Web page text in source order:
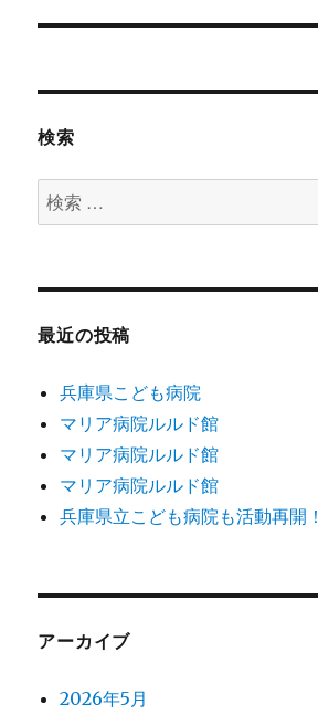
ー
ン
投
検索
検
索
象:
最近の投稿
兵庫県こども病院
マリア病院ルルド館
マリア病院ルルド館
マリア病院ルルド館
兵庫県立こども病院も活動再開！
アーカイブ
2026年5月